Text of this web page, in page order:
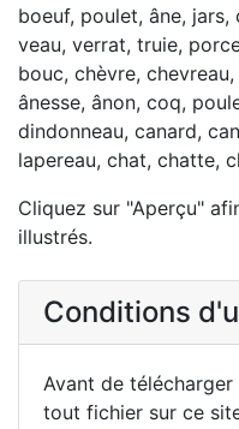
boeuf, poulet, âne, jars,
veau, verrat, truie,
bouc, chèvre,
ânesse, ânon, coq,
dindonneau, canard,
lapereau, chat, chatte,
Cliquez sur "Aperçu"
illustrés.
Conditions
Avant de
tout fichier sur ce